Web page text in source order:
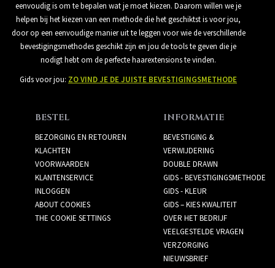
eenvoudig is om te bepalen wat je moet kiezen. Daarom willen we je
helpen bij het kiezen van een methode die het geschiktst is voor jou,
door op een eenvoudige manier uit te leggen voor wie de verschillende
bevestigingsmethodes geschikt zijn en jou de tools te geven die je
nodigt hebt om de perfecte haarextensions te vinden.
Gids voor jou: ZO VIND JE DE JUISTE BEVESTIGINGSMETHODE
BESTEL
BEZORGING EN RETOUREN
KLACHTEN
VOORWAARDEN
KLANTENSERVICE
INLOGGEN
ABOUT COOKIES
THE COOKIE SETTINGS
INFORMATIE
BEVESTIGING &
VERWIJDERING
DOUBLE DRAWN
GIDS - BEVESTIGINGSMETHODE
GIDS - KLEUR
GIDS – KIES KWALITEIT
OVER HET BEDRIJF
VEELGESTELDE VRAGEN
VERZORGING
NIEUWSBRIEF